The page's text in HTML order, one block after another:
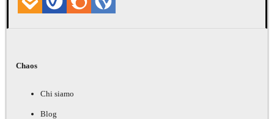
Chaos
Chi siamo
Blog